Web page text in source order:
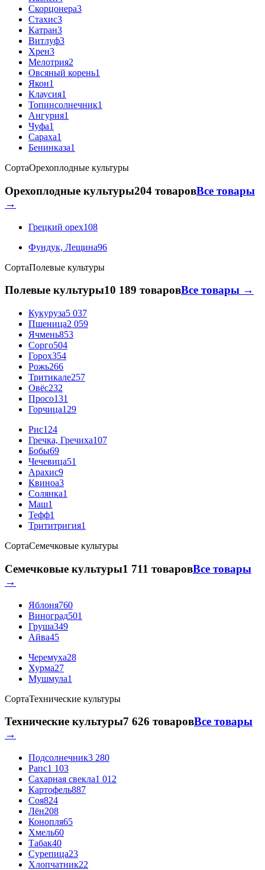
Скорцонера3
Стахис3
Катран3
Витлуф3
Хрен3
Мелотрия2
Овсяный корень1
Якон1
Клаусия1
Топинсолнечник1
Ангурия1
Чуфа1
Сараха1
Бенинказа1
СортаОрехоплодные культуры
Орехоплодные культуры204 товаровВсе товары
→
Грецкий орех108
Фундук, Лещина96
СортаПолевые культуры
Полевые культуры10 189 товаровВсе товары →
Кукуруза5 037
Пшеница2 059
Ячмень853
Сорго504
Горох354
Рожь266
Тритикале257
Овёс232
Просо131
Горчица129
Рис124
Гречка, Гречиха107
Бобы69
Чечевица51
Арахис9
Квиноа3
Солянка1
Маш1
Тефф1
Трититригия1
СортаСемечковые культуры
Семечковые культуры1 711 товаровВсе товары
→
Яблоня760
Виноград501
Груша349
Айва45
Черемуха28
Хурма27
Мушмула1
СортаТехнические культуры
Технические культуры7 626 товаровВсе товары
→
Подсолнечник3 280
Рапс1 103
Сахарная свекла1 012
Картофель887
Соя824
Лён208
Конопля65
Хмель60
Табак40
Сурепица23
Хлопчатник22